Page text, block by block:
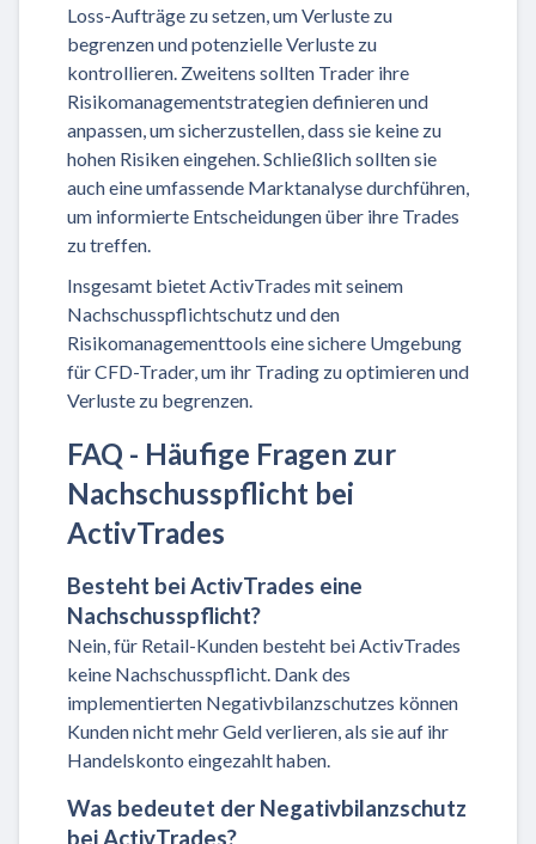
Loss-Aufträge zu setzen, um Verluste zu
begrenzen und potenzielle Verluste zu
kontrollieren. Zweitens sollten Trader ihre
Risikomanagementstrategien definieren und
anpassen, um sicherzustellen, dass sie keine zu
hohen Risiken eingehen. Schließlich sollten sie
auch eine umfassende Marktanalyse durchführen,
um informierte Entscheidungen über ihre Trades
zu treffen.
Insgesamt bietet ActivTrades mit seinem
Nachschusspflichtschutz und den
Risikomanagementtools eine sichere Umgebung
für CFD-Trader, um ihr Trading zu optimieren und
Verluste zu begrenzen.
FAQ - Häufige Fragen zur
Nachschusspflicht bei
ActivTrades
Besteht bei ActivTrades eine
Nachschusspflicht?
Nein, für Retail-Kunden besteht bei ActivTrades
keine Nachschusspflicht. Dank des
implementierten Negativbilanzschutzes können
Kunden nicht mehr Geld verlieren, als sie auf ihr
Handelskonto eingezahlt haben.
Was bedeutet der Negativbilanzschutz
bei ActivTrades?